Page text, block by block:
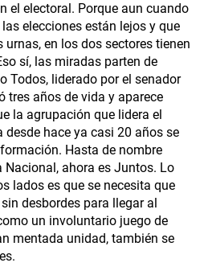
el electoral. Porque aun cuando
elecciones están lejos y que
en los dos sectores tienen
sí, las miradas parten de
Todos, liderado por el senador
tres años de vida y aparece
la agrupación que lidera el
hace ya casi 20 años se
Hasta de nombre
ahora es Juntos. Lo
lados es que se necesita que
desbordes para llegar al
un involuntario juego de
mentada unidad, también se